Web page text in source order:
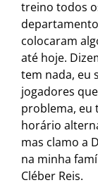
treino todos
colocaram
até hoje.
tem nada, eu
jogadores
problema, eu
horário
mas clamo a
na minha
Cléber Reis.